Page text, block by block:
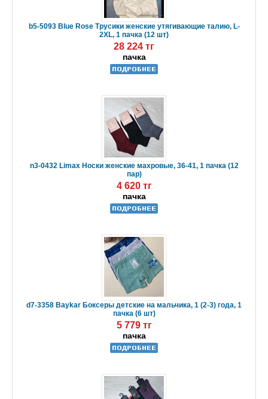
b5-5093 Blue Rose Трусики женские утягивающие талию, L-
2XL, 1 пачка (12 шт)
28 224 тг
пачка
n3-0432 Limax Носки женские махровые, 36-41, 1 пачка (12
пар)
4 620 тг
пачка
d7-3358 Baykar Боксеры детские на мальчика, 1 (2-3) года, 1
пачка (6 шт)
5 779 тг
пачка